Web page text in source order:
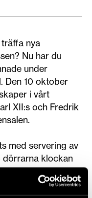
nya
Nu har du
under
Den 10 oktober
i vårt
XII:s och Fredrik
med servering av
dörrarna klockan